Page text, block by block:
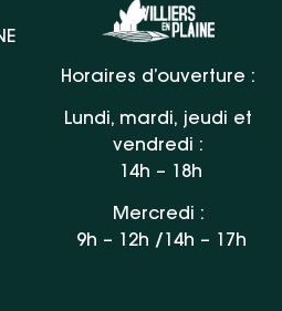
Horaires d’ouverture :
Lundi, mardi, jeudi et
vendredi :
14h – 18h
Mercredi :
9h – 12h /14h – 17h